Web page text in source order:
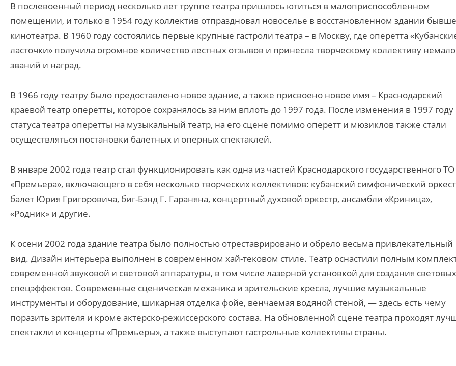
В послевоенный период несколько лет труппе театра пришлось ютиться в малоприспособленном
помещении, и только в 1954 году коллектив отпраздновал новоселье в восстановленном здании
кинотеатра. В 1960 году состоялись первые крупные гастроли театра – в Москву, где оперетта
ласточки» получила огромное количество лестных отзывов и принесла творческому коллективу немало
званий и наград.
В 1966 году театру было предоставлено новое здание, а также присвоено новое имя – Краснодарский
краевой театр оперетты, которое сохранялось за ним вплоть до 1997 года. После изменения в 1997 году
статуса театра оперетты на музыкальный театр, на его сцене помимо оперетт и мюзиклов также стали
осуществляться постановки балетных и оперных спектаклей.
В январе 2002 года театр стал функционировать как одна из частей Краснодарского государственного ТО
«Премьера», включающего в себя несколько творческих коллективов: кубанский симфонический
балет Юрия Григоровича, биг-Бэнд Г. Гараняна, концертный духовой оркестр, ансамбли «Криница»,
«Родник» и другие.
К осени 2002 года здание театра было полностью отреставрировано и обрело весьма привлекательный
вид. Дизайн интерьера выполнен в современном хай-тековом стиле. Театр оснастили полным
современной звуковой и световой аппаратуры, в том числе лазерной установкой для создания световых
спецэффектов. Современные сценическая механика и зрительские кресла, лучшие музыкальные
инструменты и оборудование, шикарная отделка фойе, венчаемая водяной стеной, — здесь есть чему
поразить зрителя и кроме актерско-режиссерского состава. На обновленной сцене театра проходят
спектакли и концерты «Премьеры», а также выступают гастрольные коллективы страны.